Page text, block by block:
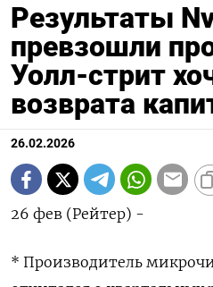
Результаты
превзошли
Уолл-стрит
возврата
26.02.2026
26 фев (Рейтер) -
* Производитель